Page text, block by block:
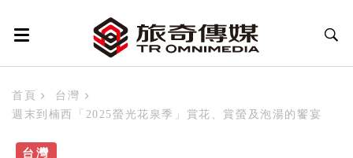
首頁
台灣
週末到楠西「2025螢光花泉季」賞花、賞螢及泡湯的饗宴
台灣